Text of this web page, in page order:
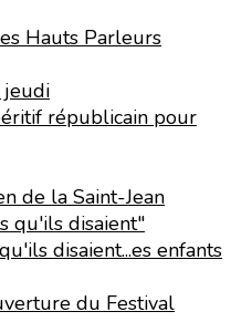
Hauts Parleurs
jeudi
républicain pour
de la Saint-Jean
qu'ils disaient"
disaient...es enfants
du Festival